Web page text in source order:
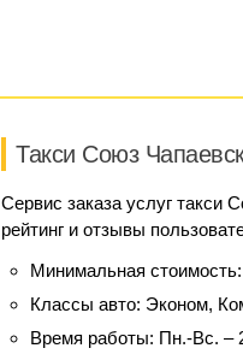
Такси Союз
Сервис заказа услуг такси
рейтинг и отзывы
Минимальная стоимость:
Классы авто: Эконом,
Время работы: Пн.-Вс. –